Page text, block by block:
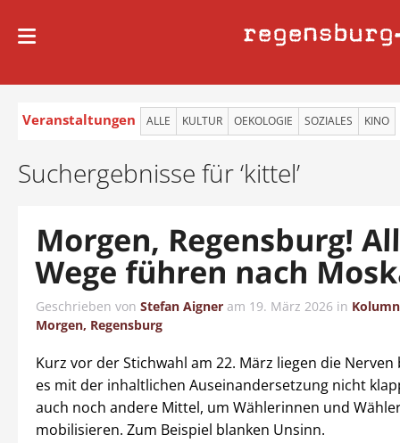
regensburg
Veranstaltungen ALLE KULTUR OEKOLOGIE SOZIALES KINO
Suchergebnisse für ‘kittel’
Morgen, Regensburg!
Wege führen nach
Geschrieben von Stefan Aigner am 19. März 2026 in
Morgen, Regensburg
Kurz vor der Stichwahl am 22. März liegen die Nerven
es mit der inhaltlichen Auseinandersetzung nicht
auch noch andere Mittel, um Wählerinnen und
mobilisieren. Zum Beispiel blanken Unsinn.